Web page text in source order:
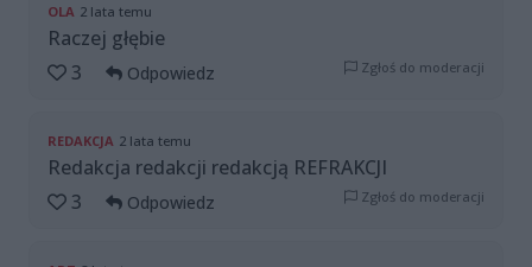
OLA 2 lata temu
Raczej głębie
3
Odpowiedz Zgłoś do moderacji
REDAKCJA 2 lata temu
Redakcja redakcji redakcją REFRAKCJI
3
Odpowiedz Zgłoś do moderacji